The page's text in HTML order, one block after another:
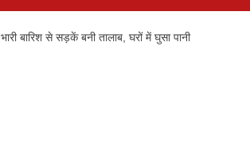
भारी बारिश से सड़कें बनी तालाब, घरों में घुसा पानी